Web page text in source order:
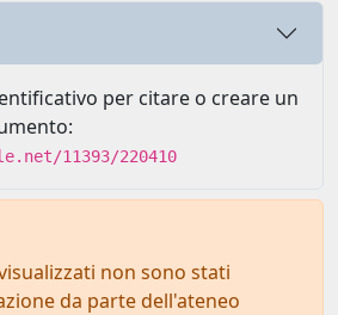
per citare o creare un
11393/220410
non sono stati
da parte dell'ateneo